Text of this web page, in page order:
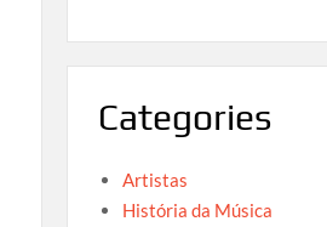
Categories
Artistas
História da Música